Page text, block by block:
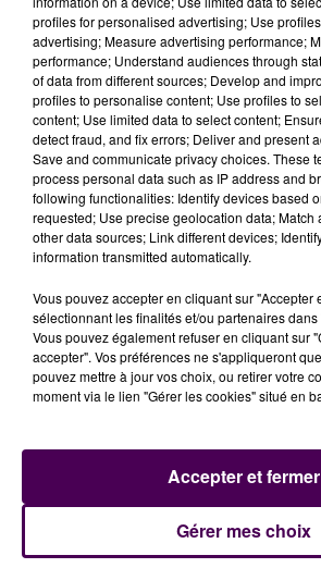
Autant de motifs ayant justifié que
arrêtés de fermeture immédiate
de Blois. Devant ces faits, les
établissements font l’objet d’une
en danger de la vie d’autrui par
délibéré à une obligation de
enquête est également en cours,
travail dissimulé :"Lors de nos
s’avère quenous avons découvert
déclarés : sept pour le KB9 et
Club"précise Stéphane Javet.
s’agirait de la quasi-totalité des
établissements.
DES ENQUÊTES QUI NE
COMMENCER
Concernant les profils, le
n’a pas souhaité faire de
que les personnes contrôlées et
profiles for personalised advertising; Use
advertising; Measure advertising performance;
performance; Understand audiences through
of data from different sources; Develop and
profiles to personalise content; Use profiles to
content; Use limited data to select content;
detect fraud, and fix errors; Deliver and present
Save and communicate privacy choices. These
process personal data such as IP address and
following functionalities: Identify devices based
requested; Use precise geolocation data; Match
other data sources; Link different devices;
information transmitted automatically.
Vous pouvez accepter en cliquant sur "Accepter
sélectionnant les finalités et/ou partenaires dans
Vous pouvez également refuser en cliquant sur
accepter". Vos préférences ne s'appliqueront
pouvez mettre à jour vos choix, ou retirer votre
moment via le lien "Gérer les cookies" situé en
Gérer mes choix
Accepter et fermer